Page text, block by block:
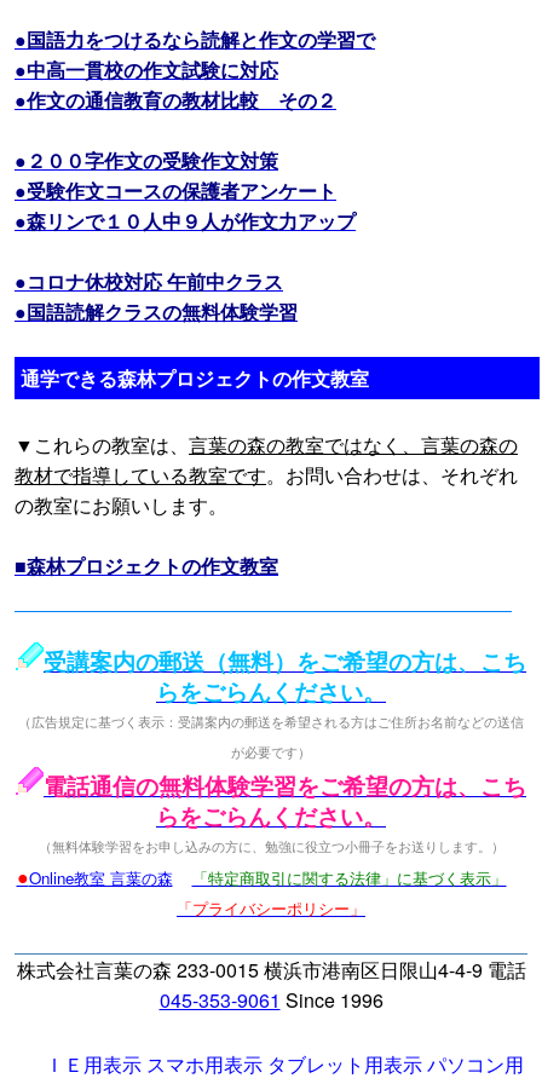
●国語力をつけるなら読解と作文の学習で
●中高一貫校の作文試験に対応
●作文の通信教育の教材比較 その２
●２００字作文の受験作文対策
●受験作文コースの保護者アンケート
●森リンで１０人中９人が作文力アップ
●コロナ休校対応 午前中クラス
●国語読解クラスの無料体験学習
通学できる森林プロジェクトの作文教室
▼これらの教室は、 言葉の森の教室ではなく、言葉の森の
教材で指導している教室です。お問い合わせは、それぞれ
の教室にお願いします。
■森林プロジェクトの作文教室
受講案内の郵送（無料）をご希望の方は、こち
らをごらんください。
（広告規定に基づく表示：受講案内の郵送を希望される方はご住所お名前などの送信
が必要です）
電話通信の無料体験学習をご希望の方は、こち
らをごらんください。
（無料体験学習をお申し込みの方に、勉強に役立つ小冊子をお送りします。）
●Online教室 言葉の森
「特定商取引に関する法律」に基づく表示」
「プライバシーポリシー」
株式会社言葉の森 233-0015 横浜市港南区日限山4-4-9 電話
045-353-9061 Since 1996
ＩＥ用表示 スマホ用表示 タブレット用表示パソコン用